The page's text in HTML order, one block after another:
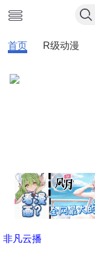
首页 R级动漫
非凡云播